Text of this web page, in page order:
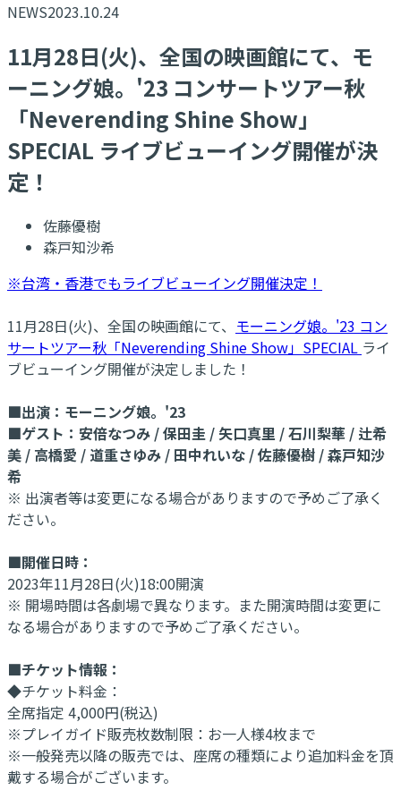
NEWS2023.10.24
11月28日(火)、全国の映画館にて、モ
ーニング娘。'23 コンサートツアー秋
「Neverending Shine Show」
SPECIAL ライブビューイング開催が決
定！
佐藤優樹
森戸知沙希
※台湾・香港でもライブビューイング開催決定！
11月28日(火)、全国の映画館にて、 モーニング娘。'23 コン
サートツアー秋「Neverending Shine Show」SPECIAL ライ
ブビューイング開催が決定しました！
■出演：モーニング娘。'23
■ゲスト：安倍なつみ / 保田圭 / 矢口真里 / 石川梨華 / 辻希
美 / 高橋愛 / 道重さゆみ / 田中れいな / 佐藤優樹 / 森戸知沙
希
※ 出演者等は変更になる場合がありますので予めご了承く
ださい。
■開催日時：
2023年11月28日(火)18:00開演
※ 開場時間は各劇場で異なります。また開演時間は変更に
なる場合がありますので予めご了承ください。
■チケット情報：
◆チケット料金：
全席指定 4,000円(税込)
※プレイガイド販売枚数制限：お一人様4枚まで
※一般発売以降の販売では、座席の種類により追加料金を頂
戴する場合がございます。